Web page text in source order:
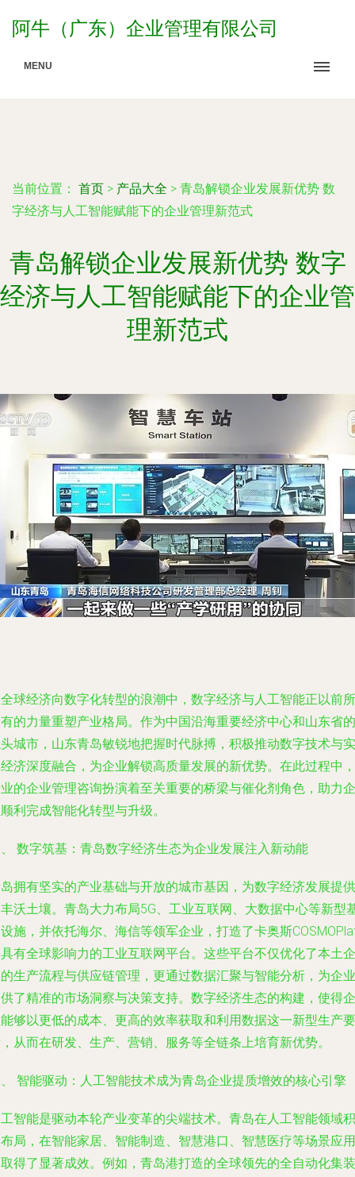
阿牛（广东）企业管理有限公司
MENU
当前位置： 首页 > 产品大全 > 青岛解锁企业发展新优势 数
字经济与人工智能赋能下的企业管理新范式
青岛解锁企业发展新优势 数字
经济与人工智能赋能下的企业管
理新范式
球经济向数字化转型的浪潮中，数字经济与人工智能正以前所
的力量重塑产业格局。作为中国沿海重要经济中心和山东省的
城市，山东青岛敏锐地把握时代脉搏，积极推动数字技术与实
济深度融合，为企业解锁高质量发展的新优势。在此过程中，
的企业管理咨询扮演着至关重要的桥梁与催化剂角色，助力企
利完成智能化转型与升级。
数字筑基：青岛数字经济生态为企业发展注入新动能
拥有坚实的产业基础与开放的城市基因，为数字经济发展提供
沃土壤。青岛大力布局5G、工业互联网、大数据中心等新型
施，并依托海尔、海信等领军企业，打造了卡奥斯
有全球影响力的工业互联网平台。这些平台不仅优化了本土企
生产流程与供应链管理，更通过数据汇聚与智能分析，为企业
了精准的市场洞察与决策支持。数字经济生态的构建，使得企
够以更低的成本、更高的效率获取和利用数据这一新型生产要
从而在研发、生产、营销、服务等全链条上培育新优势。
智能驱动：人工智能技术成为青岛企业提质增效的核心引擎
智能是驱动本轮产业变革的尖端技术。青岛在人工智能领域积
局，在智能家居、智能制造、智慧港口、智慧医疗等场景应用
得了显著成效。例如，青岛港打造的全球领先的全自动化集装